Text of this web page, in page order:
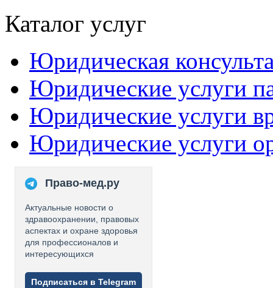
Каталог услуг
Юридическая
Юридические услуги
Юридические услуги
Юридические услуги
Право-мед.ру
Актуальные новости о
здравоохранении, правовых
аспектах и охране здоровья
для профессионалов и
интересующихся
Подписаться в Telegram